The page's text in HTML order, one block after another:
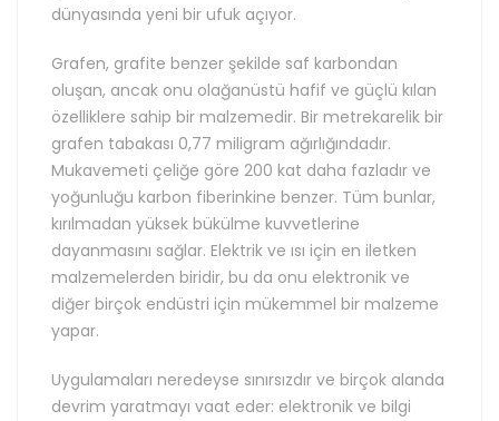
dünyasında yeni bir ufuk açıyor.
Grafen, grafite benzer şekilde saf karbondan
oluşan, ancak onu olağanüstü hafif ve güçlü kılan
özelliklere sahip bir malzemedir. Bir metrekarelik bir
grafen tabakası 0,77 miligram ağırlığındadır.
Mukavemeti çeliğe göre 200 kat daha fazladır ve
yoğunluğu karbon fiberinkine benzer. Tüm bunlar,
kırılmadan yüksek bükülme kuvvetlerine
dayanmasını sağlar. Elektrik ve ısı için en iletken
malzemelerden biridir, bu da onu elektronik ve
diğer birçok endüstri için mükemmel bir malzeme
yapar.
Uygulamaları neredeyse sınırsızdır ve birçok alanda
devrim yaratmayı vaat eder: elektronik ve bilgi